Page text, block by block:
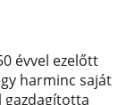
évvel ezelőtt
harminc saját